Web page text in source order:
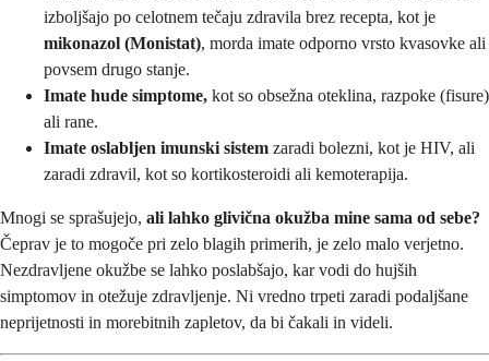
izboljšajo po celotnem tečaju zdravila brez recepta, kot je
mikonazol (Monistat), morda imate odporno vrsto kvasovke ali
povsem drugo stanje.
Imate hude simptome, kot so obsežna oteklina, razpoke (fisure)
ali rane.
Imate oslabljen imunski sistem zaradi bolezni, kot je HIV, ali
zaradi zdravil, kot so kortikosteroidi ali kemoterapija.
Mnogi se sprašujejo, ali lahko glivična okužba mine sama od sebe?
Čeprav je to mogoče pri zelo blagih primerih, je zelo malo verjetno.
Nezdravljene okužbe se lahko poslabšajo, kar vodi do hujših
simptomov in otežuje zdravljenje. Ni vredno trpeti zaradi podaljšane
neprijetnosti in morebitnih zapletov, da bi čakali in videli.